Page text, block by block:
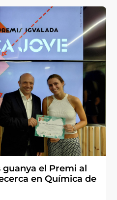
guanya el Premi al
en Química de